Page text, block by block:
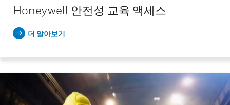
Honeywell 안전성 교육 액세스
더 알아보기